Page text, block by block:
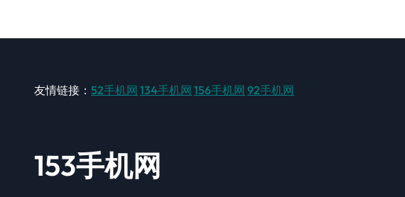
友情链接： 52手机网 134手机网 156手机网 92手机网
153手机网